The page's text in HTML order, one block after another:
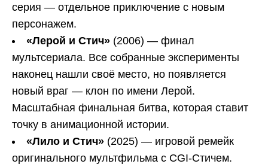
серия — отдельное приключение с новым
персонажем.
«Лерой и Стич» (2006) — финал
мультсериала. Все собранные эксперименты
наконец нашли своё место, но появляется
новый враг — клон по имени Лерой.
Масштабная финальная битва, которая ставит
точку в анимационной истории.
«Лило и Стич» (2025) — игровой ремейк
оригинального мультфильма с CGI-Стичем.